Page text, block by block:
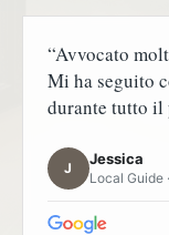
“Avvocato
Mi ha seguito
durante tutto il
J
Jessica
Local Guide